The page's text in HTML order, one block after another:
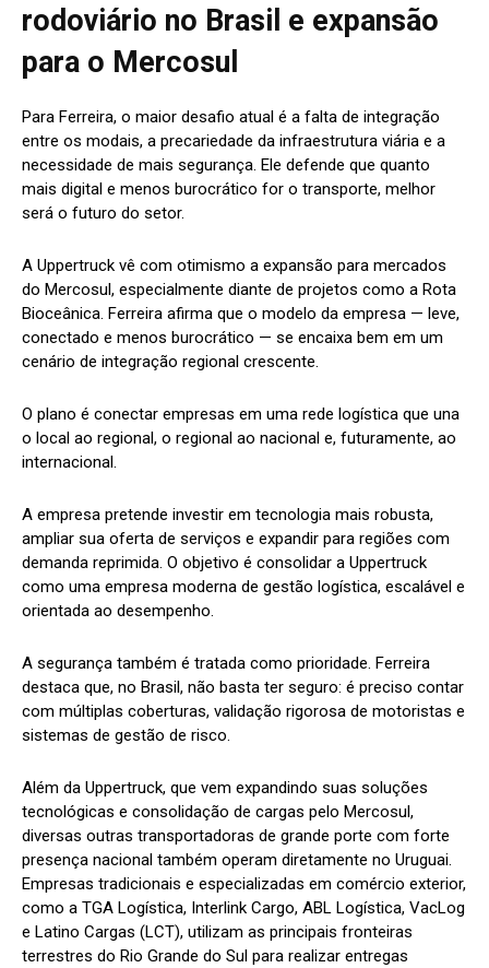
rodoviário no Brasil e expansão
para o Mercosul
Para Ferreira, o maior desafio atual é a falta de integração
entre os modais, a precariedade da infraestrutura viária e a
necessidade de mais segurança. Ele defende que quanto
mais digital e menos burocrático for o transporte, melhor
será o futuro do setor.
A Uppertruck vê com otimismo a expansão para mercados
do Mercosul, especialmente diante de projetos como a Rota
Bioceânica. Ferreira afirma que o modelo da empresa — leve,
conectado e menos burocrático — se encaixa bem em um
cenário de integração regional crescente.
O plano é conectar empresas em uma rede logística que una
o local ao regional, o regional ao nacional e, futuramente, ao
internacional.
A empresa pretende investir em tecnologia mais robusta,
ampliar sua oferta de serviços e expandir para regiões com
demanda reprimida. O objetivo é consolidar a Uppertruck
como uma empresa moderna de gestão logística, escalável e
orientada ao desempenho.
A segurança também é tratada como prioridade. Ferreira
destaca que, no Brasil, não basta ter seguro: é preciso contar
com múltiplas coberturas, validação rigorosa de motoristas e
sistemas de gestão de risco.
Além da Uppertruck, que vem expandindo suas soluções
tecnológicas e consolidação de cargas pelo Mercosul,
diversas outras transportadoras de grande porte com forte
presença nacional também operam diretamente no Uruguai.
Empresas tradicionais e especializadas em comércio exterior,
como a TGA Logística, Interlink Cargo, ABL Logística, VacLog
e Latino Cargas (LCT), utilizam as principais fronteiras
terrestres do Rio Grande do Sul para realizar entregas